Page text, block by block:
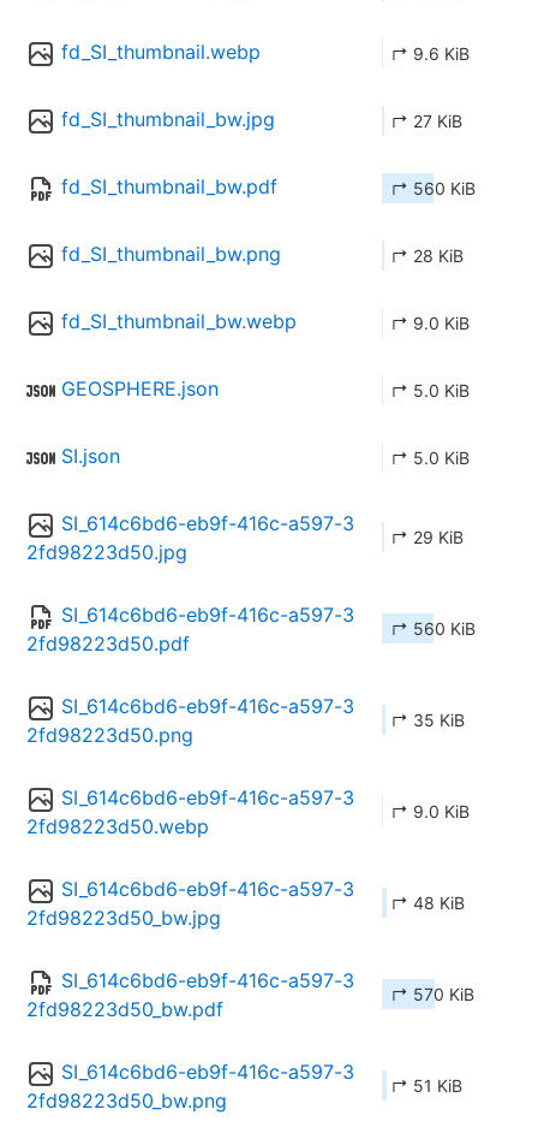
fd_SI_thumbnail.webp ↱ 9.6 KiB
fd_SI_thumbnail_bw.jpg ↱ 27 KiB
fd_SI_thumbnail_bw.pdf ↱ 560 KiB
fd_SI_thumbnail_bw.png ↱ 28 KiB
fd_SI_thumbnail_bw.webp ↱ 9.0 KiB
GEOSPHERE.json ↱ 5.0 KiB
SI.json ↱ 5.0 KiB
SI_614c6bd6-eb9f-416c-a597-3
2fd98223d50.jpg
↱ 29 KiB
SI_614c6bd6-eb9f-416c-a597-3
2fd98223d50.pdf
↱ 560 KiB
SI_614c6bd6-eb9f-416c-a597-3
2fd98223d50.png
↱ 35 KiB
SI_614c6bd6-eb9f-416c-a597-3
2fd98223d50.webp
↱ 9.0 KiB
SI_614c6bd6-eb9f-416c-a597-3
2fd98223d50_bw.jpg
↱ 48 KiB
SI_614c6bd6-eb9f-416c-a597-3
2fd98223d50_bw.pdf
↱ 570 KiB
SI_614c6bd6-eb9f-416c-a597-3
2fd98223d50_bw.png
↱ 51 KiB